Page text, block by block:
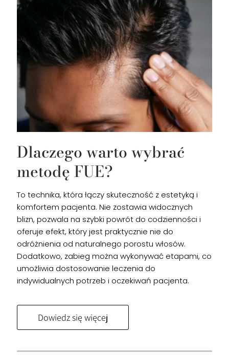
Dlaczego warto wybrać
metodę FUE?
To technika, która łączy skuteczność z estetyką i
komfortem pacjenta. Nie zostawia widocznych
blizn, pozwala na szybki powrót do codzienności i
oferuje efekt, który jest praktycznie nie do
odróżnienia od naturalnego porostu włosów.
Dodatkowo, zabieg można wykonywać etapami, co
umożliwia dostosowanie leczenia do
indywidualnych potrzeb i oczekiwań pacjenta.
Dowiedz się więcej